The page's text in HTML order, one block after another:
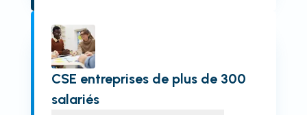
CSE entreprises de plus de 300
salariés